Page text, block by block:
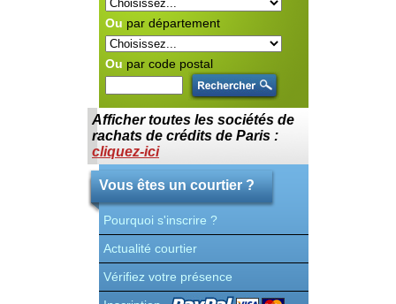
Ou par département
Ou par code postal
Afficher toutes les sociétés de
rachats de crédits de Paris :
cliquez-ici
Vous êtes un courtier ?
Pourquoi s'inscrire ?
Actualité courtier
Vérifiez votre présence